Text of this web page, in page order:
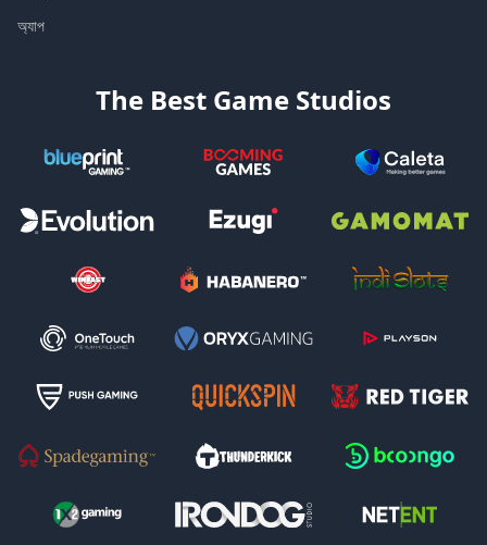
অ্যাপ
The Best Game Studios